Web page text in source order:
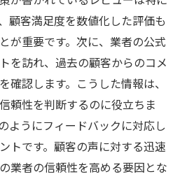
意すべき安全対策
作業の手順
る不測の事態への対応
な動作確認
要なチェックポイント
の基準快適な日々を支えるた
顧客満足度を数値化した評価も
が重要です。次に、業者の公式
を訪れ、過去の顧客からのコメ
確認します。こうした情報は、
頼性を判断するのに役立ちま
ようにフィードバックに対応し
トです。顧客の声に対する迅速
業者の信頼性を高める要因とな